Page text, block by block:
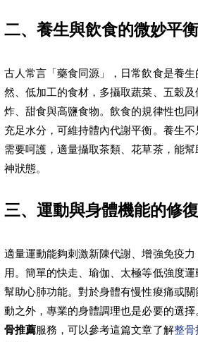
二、養生與飲食的微妙平衡
古人常言「藥食同源」，日常飲食是養
然、低加工的食材，多攝取蔬菜、五穀
炸、甜食與高鹽食物。飲食的規律性也
充足水分，可維持體內代謝平衡。養生
需要呵護，適量攝取茶類、花草茶，能
神狀態。
三、運動與身體機能的修復
適量運動能夠刺激新陳代謝、增強免疫
用。簡單的快走、瑜伽、太極等低強度
幫助心肺功能。對於身體有慢性痠痛或
動之外，專業的身體調理也是必要的選
骨推薦服務，可以參考這篇文章了解整骨